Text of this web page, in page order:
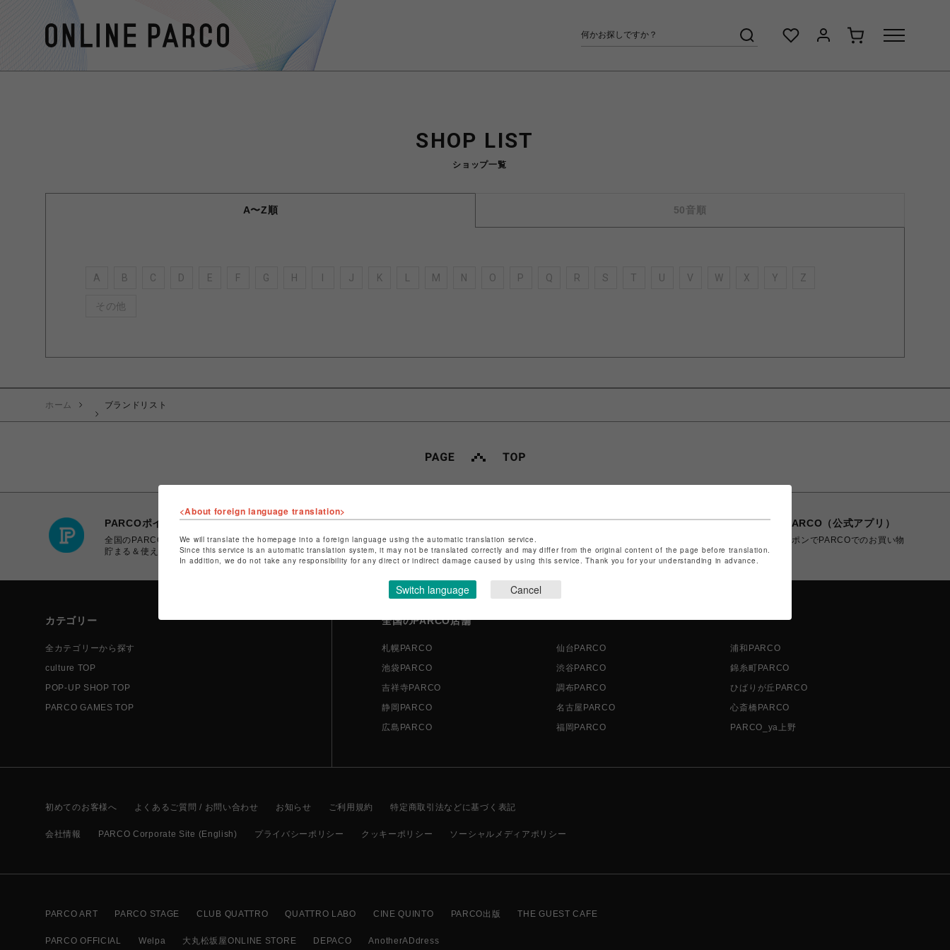
SHOP LIST
ショップ一覧
A〜Z順 50音順
A B C D E F G H I J K L M N O P Q R S T U V W X Y Z
その他
ホーム ブランドリスト
PARCOポイント
全国のPARCOやONLINE PARCOで
貯まる＆使える
ポケパル払い
初回登録＆お買物で最大1,500円分の
PARCOポイント進呈
POCKET PARCO（公式アプリ）
コイン＆クーポンでPARCOでのお買い物
がオトクに
カテゴリー
全カテゴリーから探す
culture TOP
POP-UP SHOP TOP
PARCO GAMES TOP
全国のPARCO店舗
札幌PARCO 仙台PARCO
浦和PARCO
池袋PARCO
渋谷PARCO
錦糸町PARCO
吉祥寺PARCO
調布PARCO
ひばりが丘PARCO
静岡PARCO
名古屋PARCO
心斎橋PARCO
広島PARCO
福岡PARCO PARCO_ya上野
初めてのお客様へ よくあるご質問 / お問い合わせ お知らせ ご利用規約 特定商取引法などに基づく表記
会社情報 PARCO Corporate Site (English) プライバシーポリシー クッキーポリシー ソーシャルメディアポリシー
PARCO ART PARCO STAGE CLUB QUATTRO QUATTRO LABO CINE QUINTO PARCO出版 THE GUEST CAFE
PARCO OFFICIAL Welpa 大丸松坂屋ONLINE STORE DEPACO AnotherADdress
<About foreign language translation>
We will translate the homepage into a foreign language using the automatic translation service.
Since this service is an automatic translation system, it may not be translated correctly and may differ from the original content of the page before translation.
In addition, we do not take any responsibility for any direct or indirect damage caused by using this service. Thank you for your understanding in advance.
Switch language Cancel